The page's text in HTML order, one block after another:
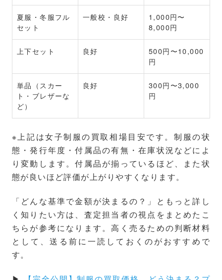
夏服・冬服フル
セット
一般校・良好
1,000円〜
8,000円
上下セット 良好
500円〜10,000
円
単品（スカー
ト・ブレザーな
ど）
良好
300円〜3,000
円
※上記は女子制服の買取相場目安です。制服の状
態・発行年度・付属品の有無・在庫状況などによ
り変動します。付属品が揃っているほど、また状
態が良いほど評価が上がりやすくなります。
「どんな基準で金額が決まるの？」ともっと詳し
く知りたい方は、査定担当者の視点をまとめたこ
ちらが参考になります。高く売るための判断材料
として、送る前に一読しておくのがおすすめで
す。